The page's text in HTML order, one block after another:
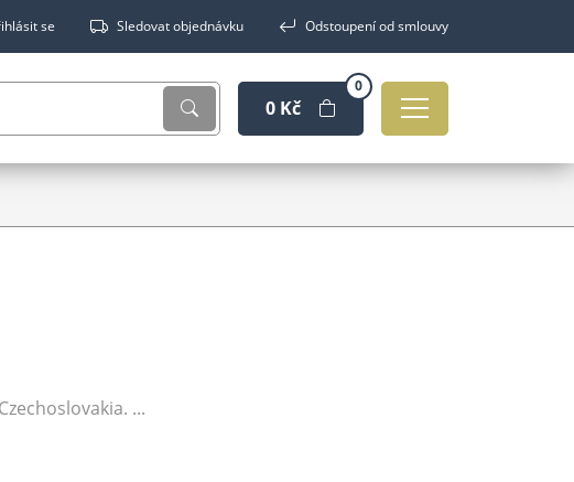
se Sledovat objednávku Odstoupení od smlouvy
0 Kč
0
...